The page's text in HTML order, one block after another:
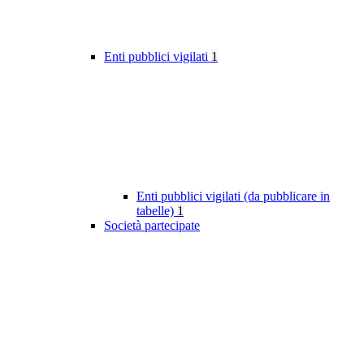
Enti pubblici vigilati 1
Enti pubblici vigilati (da pubblicare in
tabelle) 1
Società partecipate